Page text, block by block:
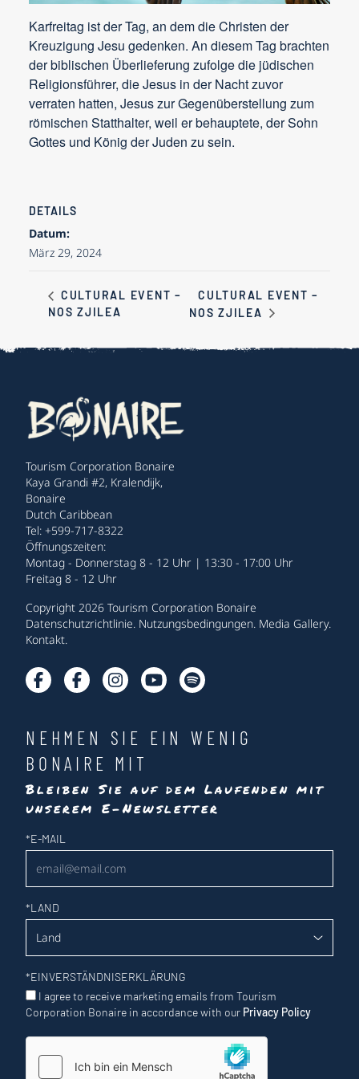
Karfreitag ist der Tag, an dem die Christen der
Kreuzigung Jesu gedenken. An diesem Tag brachten
der biblischen Überlieferung zufolge die jüdischen
Religionsführer, die Jesus in der Nacht zuvor
verraten hatten, Jesus zur Gegenüberstellung zum
römischen Statthalter, weil er behauptete, der Sohn
Gottes und König der Juden zu sein.
DETAILS
Datum:
März 29, 2024
CULTURAL EVENT –
NOS ZJILEA
CULTURAL EVENT –
NOS ZJILEA
Tourism Corporation Bonaire
Kaya Grandi #2, Kralendijk,
Bonaire
Dutch Caribbean
Tel: +599-717-8322
Öffnungszeiten:
Montag - Donnerstag 8 - 12 Uhr | 13:30 - 17:00 Uhr
Freitag 8 - 12 Uhr
Copyright 2026 Tourism Corporation Bonaire
Datenschutzrichtlinie. Nutzungsbedingungen. Media Gallery.
Kontakt.
NEHMEN SIE EIN WENIG
BONAIRE MIT
Bleiben Sie auf dem Laufenden mit
unserem E-Newsletter
Newsletter
*E-MAIL
*LAND
*EINVERSTÄNDNISERKLÄRUNG
I agree to receive marketing emails from Tourism
Corporation Bonaire in accordance with our Privacy Policy